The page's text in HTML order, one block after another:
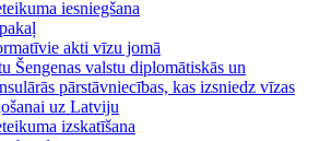
iesniegšana
akti vīzu jomā
Šengenas valstu diplomātiskās un
pārstāvniecības, kas izsniedz vīzas
uz Latviju
izskatīšana